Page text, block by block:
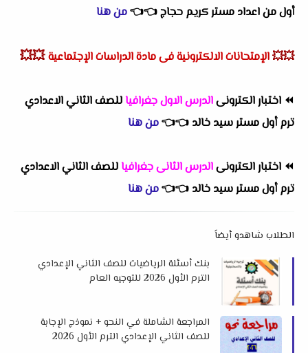
أول من اعداد مستر كريم حجاج👈
👈من هنا
💥💥الإمتحانات الالكترونية فى مادة الدراسات الإجتماعية 💥💥
⏪ اختبار الكترونىالدرس الاول جغرافياللصف الثاني الاعدادي
ترم أول مستر سيد خالد 👈
👈من هنا
⏪ اختبار الكترونىالدرس الثانى جغرافياللصف الثاني الاعدادي
ترم أول مستر سيد خالد 👈
👈من هنا
الطلاب شاهدو أيضاً
بنك أسئلة الرياضيات للصف الثاني الإعدادي
الترم الأول 2026 للتوجيه العام
المراجعة الشاملة في النحو + نموذج الإجابة
للصف الثاني الإعدادي الترم الأول 2026